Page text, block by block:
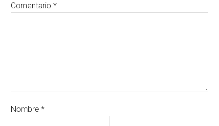
Comentario*
Nombre*